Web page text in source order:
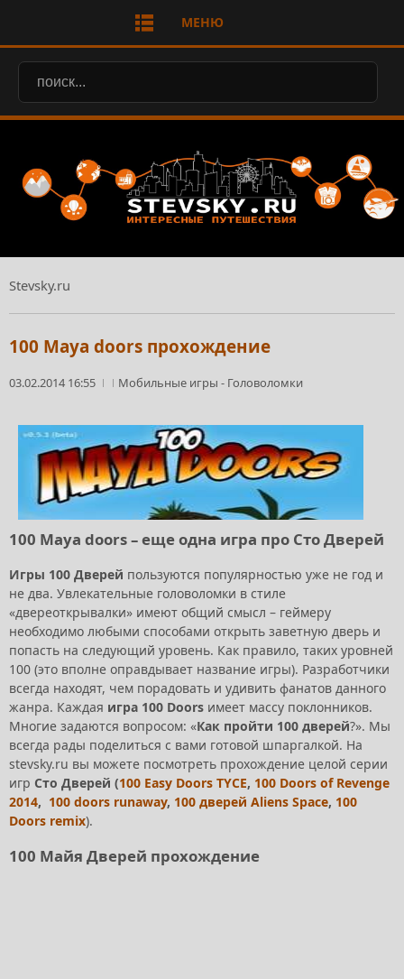
МЕНЮ
Stevsky.ru
100 Maya doors прохождение
03.02.2014 16:55 Мобильные игры - Головоломки
100 Maya doors – еще одна игра про Сто Дверей
Игры 100 Дверей пользуются популярностью уже не год и
не два. Увлекательные головоломки в стиле
«двереоткрывалки» имеют общий смысл – геймеру
необходимо любыми способами открыть заветную дверь и
попасть на следующий уровень. Как правило, таких уровней
100 (это вполне оправдывает название игры). Разработчики
всегда находят, чем порадовать и удивить фанатов данного
жанра. Каждая игра 100 Doors имеет массу поклонников.
Многие задаются вопросом: «Как пройти 100 дверей?». Мы
всегда рады поделиться с вами готовой шпаргалкой. На
stevsky.ru вы можете посмотреть прохождение целой серии
игр Сто Дверей (100 Easy Doors TYCE, 100 Doors of Revenge
2014, 100 doors runaway, 100 дверей Aliens Space, 100
Doors remix).
100 Майя Дверей прохождение